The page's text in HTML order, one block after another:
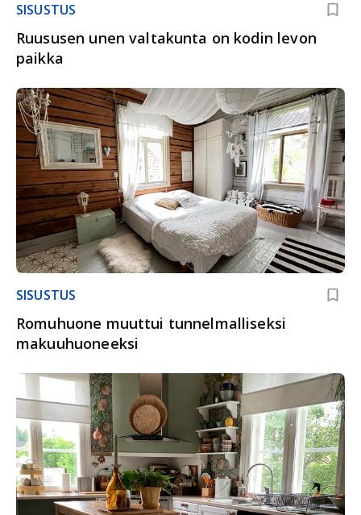
SISUSTUS
Ruususen unen valtakunta on kodin levon
paikka
SISUSTUS
Romuhuone muuttui tunnelmalliseksi
makuuhuoneeksi